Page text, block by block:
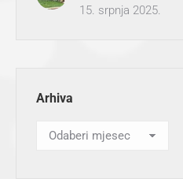
15. srpnja 2025.
Arhiva
Arhiva